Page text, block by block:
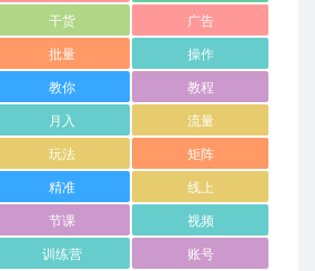
干货 广告
批量 操作
教你 教程
月入 流量
玩法 矩阵
精准 线上
节课 视频
训练营 账号